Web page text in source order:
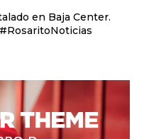
en Baja Center.